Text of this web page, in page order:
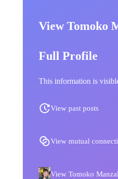
View Tomoko
Full Profile
This information is
View past posts
View mutual
View Tomoko